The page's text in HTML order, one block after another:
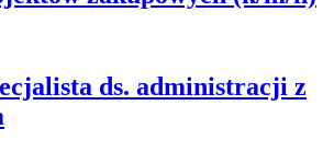
ds. administracji z